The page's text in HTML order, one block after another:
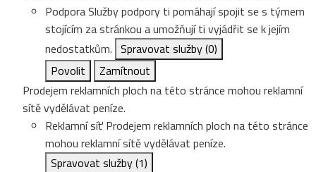
PodporaSlužby podpory ti pomáhají spojit se s týmem
stojícím za stránkou a umožňují ti vyjádřit se k jejím
nedostatkům. Spravovat služby(0)
Povolit
Zamítnout
Prodejem reklamních ploch na této stránce mohou reklamní
sítě vydělávat peníze.
Reklamní síť Prodejem reklamních ploch na této stránce
mohou reklamní sítě vydělávat peníze.
Spravovat služby(1)